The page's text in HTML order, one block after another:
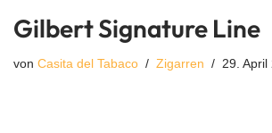
Gilbert Signature Line
von Casita del Tabaco Zigarren 29. April